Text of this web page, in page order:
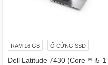
RAM 16 GB Ổ CỨNG SSD
Dell Latitude 7430 (Core™ i5-1